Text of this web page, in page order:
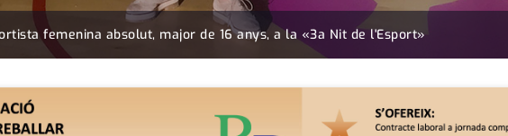
femenina absolut, major de 16 anys, a la «3a Nit de l'Esport»